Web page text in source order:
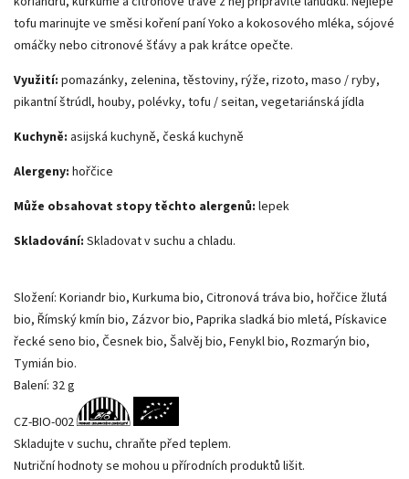
tofu marinujte ve směsi koření paní Yoko a kokosového mléka, sójové
omáčky nebo citronové šťávy a pak krátce opečte.
Využití: pomazánky, zelenina, těstoviny, rýže, rizoto, maso / ryby,
pikantní štrúdl, houby, polévky, tofu / seitan, vegetariánská jídla
Kuchyně: asijská kuchyně, česká kuchyně
Alergeny: hořčice
Může obsahovat stopy těchto alergenů: lepek
Skladování: Skladovat v suchu a chladu.
Složení: Koriandr bio, Kurkuma bio, Citronová tráva bio, hořčice žlutá
bio, Římský kmín bio, Zázvor bio, Paprika sladká bio mletá, Pískavice
řecké seno bio, Česnek bio, Šalvěj bio, Fenykl bio, Rozmarýn bio,
Tymián bio.
Balení: 32 g
CZ-BIO-002
Skladujte v suchu, chraňte před teplem.
Nutriční hodnoty se mohou u přírodních produktů lišit.